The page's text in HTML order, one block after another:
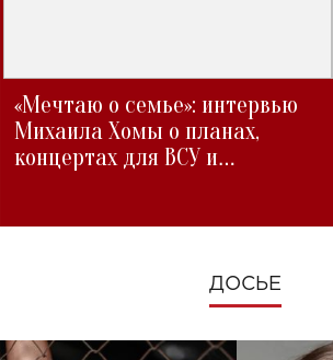
«Мечтаю о семье»: интервью
Михаила Хомы о планах,
концертах для ВСУ и
ДОСЬЕ